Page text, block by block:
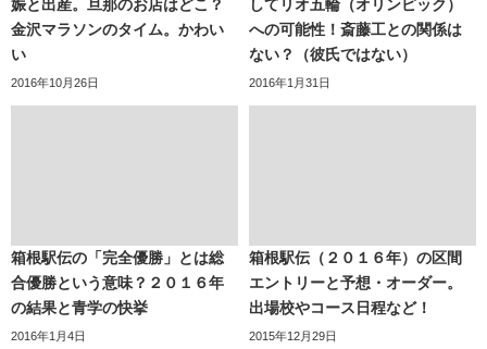
娠と出産。旦那のお店はどこ？
金沢マラソンのタイム。かわい
い
2016年10月26日
してリオ五輪（オリンピック）
への可能性！斎藤工との関係は
ない？（彼氏ではない）
2016年1月31日
箱根駅伝の「完全優勝」とは総
合優勝という意味？２０１６年
の結果と青学の快挙
2016年1月4日
箱根駅伝（２０１６年）の区間
エントリーと予想・オーダー。
出場校やコース日程など！
2015年12月29日